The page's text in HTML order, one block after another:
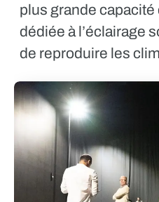
plus grande
dédiée à l’éclairage
de reproduire les